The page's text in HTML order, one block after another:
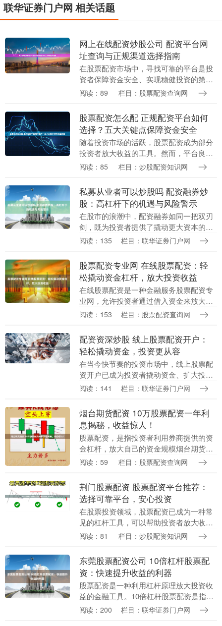
联华证券门户网 相关话题
网上在线配资炒股公司 配资平台网
址查询与正规渠道选择指南
在股票配资市场中，寻找可靠的平台是投
资者保障资金安全、实现稳健投资的第一
步。面对网络上众多的配资平台网址网上
渠道，成为投资者....
阅读：89 栏目：股票配资查询网
股票配资怎么配 正规配资平台如何
选择？五大关键点保障资金安全
随着投资市场的活跃，股票配资成为部分
投资者放大收益的工具。然而，平台良莠
不齐，资金安全风险不容忽视。选择正规
作的第一步。以下....
阅读：85 栏目：炒股配资知识网
私募从业者可以炒股吗 配资融券炒
股：高杠杆下的机遇与风险警示
在股市的浪潮中，配资融券如同一把双刃
剑，既为投资者提供了撬动更大资本的杠
杆，也埋下了足以吞噬本金的巨大风险。
场参与者必须面对....
阅读：135 栏目：联华证券门户网
股票配资专业网 在线股票配资：轻
松撬动资金杠杆，放大投资收益
在线股票配资是一种金融服务股票配资专
业网，允许投资者通过借入资金来放大其
投资规模。它为投资者提供了撬动资金杠
放大：**....
阅读：153 栏目：股票配资查询网
配资资深炒股 线上股票配资开户：
轻松撬动资金，投资更从容
在当今快节奏的投资市场中，线上股票配
资开户已成为投资者撬动资金、扩大投资
规模的利器。通过配资平台，投资者可以
配资，投资者可....
阅读：141 栏目：联华证券门户网
烟台期货配资 10万股票配资一年利
息揭秘，收益惊人！
股票配资，是指投资者利用券商提供的资
金杠杆，放大自己的资金规模烟台期货配
资，从而提高投资收益。对于10万股票配
雄厚的资金实....
阅读：59 栏目：股票配资查询网
荆门股票配资 股票配资平台推荐：
选择可靠平台，安心投资
在股票投资领域，股票配资已成为一种常
见的杠杆工具，可以帮助投资者放大收
益。然而，选择可靠的股票配资平台荆门
资安心。 * **....
阅读：81 栏目：炒股配资知识网
东莞股票配资公司 10倍杠杆股票配
资：快速提升收益的利器
股票配资是一种利用杠杆原理放大投资收
益的金融工具。10倍杠杆股票配资是指投
资者仅需投入10%的资金东莞股票配资公
阅读：200 栏目：联华证券门户网